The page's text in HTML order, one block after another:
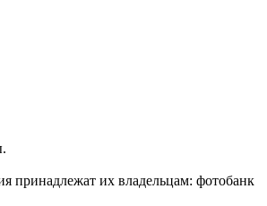
принадлежат их владельцам: фотобанк